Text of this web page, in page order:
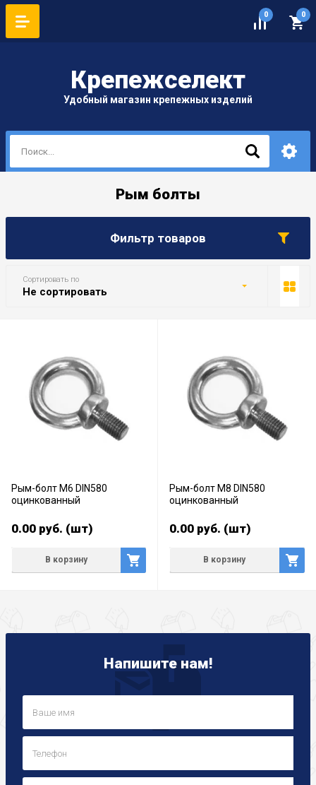
0 0
Крепежселект
Удобный магазин крепежных изделий
Рым болты
Фильтр товаров
Сортировать по
Не сортировать
Рым-болт М6 DIN580
оцинкованный
0.00 руб. (шт)
В корзину
Рым-болт М8 DIN580
оцинкованный
0.00 руб. (шт)
В корзину
Напишите нам!